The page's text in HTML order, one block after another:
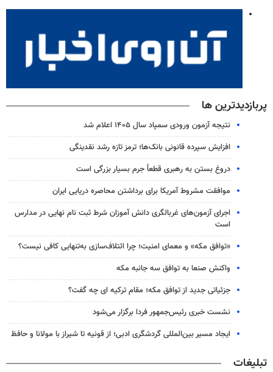
پربازدیدترین ها
نتیجه آزمون ورودی سمپاد سال ۱۴۰۵ اعلام شد
افزایش سپرده قانونی بانک‌ها؛ ترمز تازه رشد نقدینگی
دروغ بستن به رهبری قطعاً جرم بسیار بزرگی است
موافقت مشروط آمریکا برای برداشتن محاصره دریایی ایران
اجرای آزمون‌های غربالگری دانش آموزان شرط ثبت نام نهایی در مدارس
است
«توافق مکه» و معمای امنیت؛ چرا ائتلاف‌سازی به‌تنهایی کافی نیست؟
واکنش صنعا به توافق سه جانبه مکه
جزئیاتی جدید از توافق مکه؛ مقام ترکیه ای چه گفت؟
نشست خبری رئیس‌جمهور فردا برگزار می‌شود
ایجاد مسیر بین‌المللی گردشگری ادبی؛ از قونیه تا شیراز با مولانا و حافظ
تبلیغات